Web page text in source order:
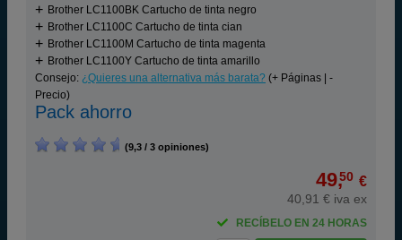
Brother LC1100BK Cartucho de tinta negro
Brother LC1100C Cartucho de tinta cian
Brother LC1100M Cartucho de tinta magenta
Brother LC1100Y Cartucho de tinta amarillo
Consejo: ¿Quieres una alternativa más barata? (+ Páginas | -
Precio)
Pack ahorro
(9,3 / 3 opiniones)
49,50 €
40,91 € iva ex
RECÍBELO EN 24 HORAS